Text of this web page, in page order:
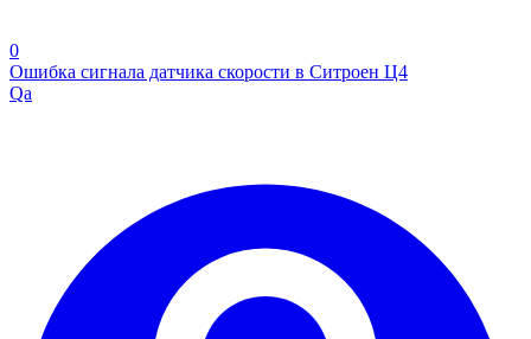
0
Ошибка сигнала датчика скорости в Ситроен Ц4
Qa